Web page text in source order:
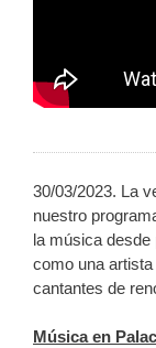
30/03/2023. La
nuestro
la música desde
como una
cantantes de
Música en